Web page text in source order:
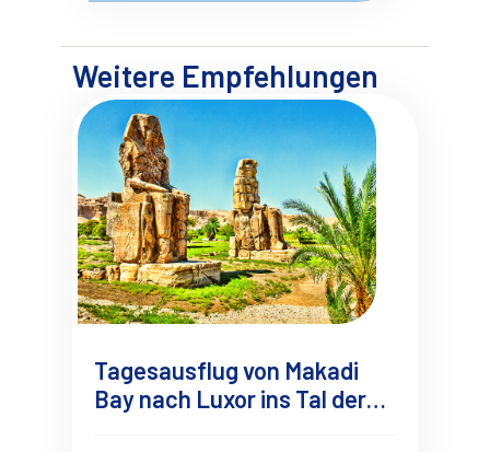
Weitere Empfehlungen
Tagesausflug von Makadi
Bay nach Luxor ins Tal der